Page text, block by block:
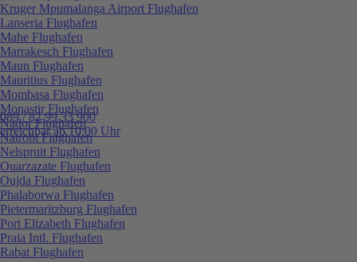
089 / 82 99 33 900
erreichbar ab 10:00 Uhr
Kruger Mpumalanga Airport Flughafen
Lanseria Flughafen
Mahe Flughafen
Marrakesch Flughafen
Maun Flughafen
Mauritius Flughafen
Mombasa Flughafen
Monastir Flughafen
Nador Flughafen
Nairobi Flughafen
Nelspruit Flughafen
Ouarzazate Flughafen
Oujda Flughafen
Phalaborwa Flughafen
Pietermaritzburg Flughafen
Port Elizabeth Flughafen
Praia Intl. Flughafen
Rabat Flughafen